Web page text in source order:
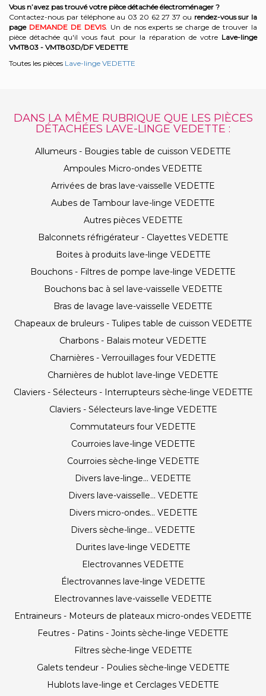
Vous n’avez pas trouvé votre pièce détachée électroménager ?
Contactez-nous par téléphone au 03 20 62 27 37 ou rendez-vous sur la
page DEMANDE DE DEVIS. Un de nos experts se charge de trouver la
pièce détachée qu'il vous faut pour la réparation de votre Lave-linge
VMT803 - VMT803D/DF VEDETTE
Toutes les pièces Lave-linge VEDETTE
DANS LA MÊME RUBRIQUE QUE LES PIÈCES
DÉTACHÉES LAVE-LINGE VEDETTE :
Allumeurs - Bougies table de cuisson VEDETTE
Ampoules Micro-ondes VEDETTE
Arrivées de bras lave-vaisselle VEDETTE
Aubes de Tambour lave-linge VEDETTE
Autres pièces VEDETTE
Balconnets réfrigérateur - Clayettes VEDETTE
Boites à produits lave-linge VEDETTE
Bouchons - Filtres de pompe lave-linge VEDETTE
Bouchons bac à sel lave-vaisselle VEDETTE
Bras de lavage lave-vaisselle VEDETTE
Chapeaux de bruleurs - Tulipes table de cuisson VEDETTE
Charbons - Balais moteur VEDETTE
Charnières - Verrouillages four VEDETTE
Charnières de hublot lave-linge VEDETTE
Claviers - Sélecteurs - Interrupteurs sèche-linge VEDETTE
Claviers - Sélecteurs lave-linge VEDETTE
Commutateurs four VEDETTE
Courroies lave-linge VEDETTE
Courroies sèche-linge VEDETTE
Divers lave-linge... VEDETTE
Divers lave-vaisselle... VEDETTE
Divers micro-ondes... VEDETTE
Divers sèche-linge... VEDETTE
Durites lave-linge VEDETTE
Electrovannes VEDETTE
Électrovannes lave-linge VEDETTE
Electrovannes lave-vaisselle VEDETTE
Entraineurs - Moteurs de plateaux micro-ondes VEDETTE
Feutres - Patins - Joints sèche-linge VEDETTE
Filtres sèche-linge VEDETTE
Galets tendeur - Poulies sèche-linge VEDETTE
Hublots lave-linge et Cerclages VEDETTE